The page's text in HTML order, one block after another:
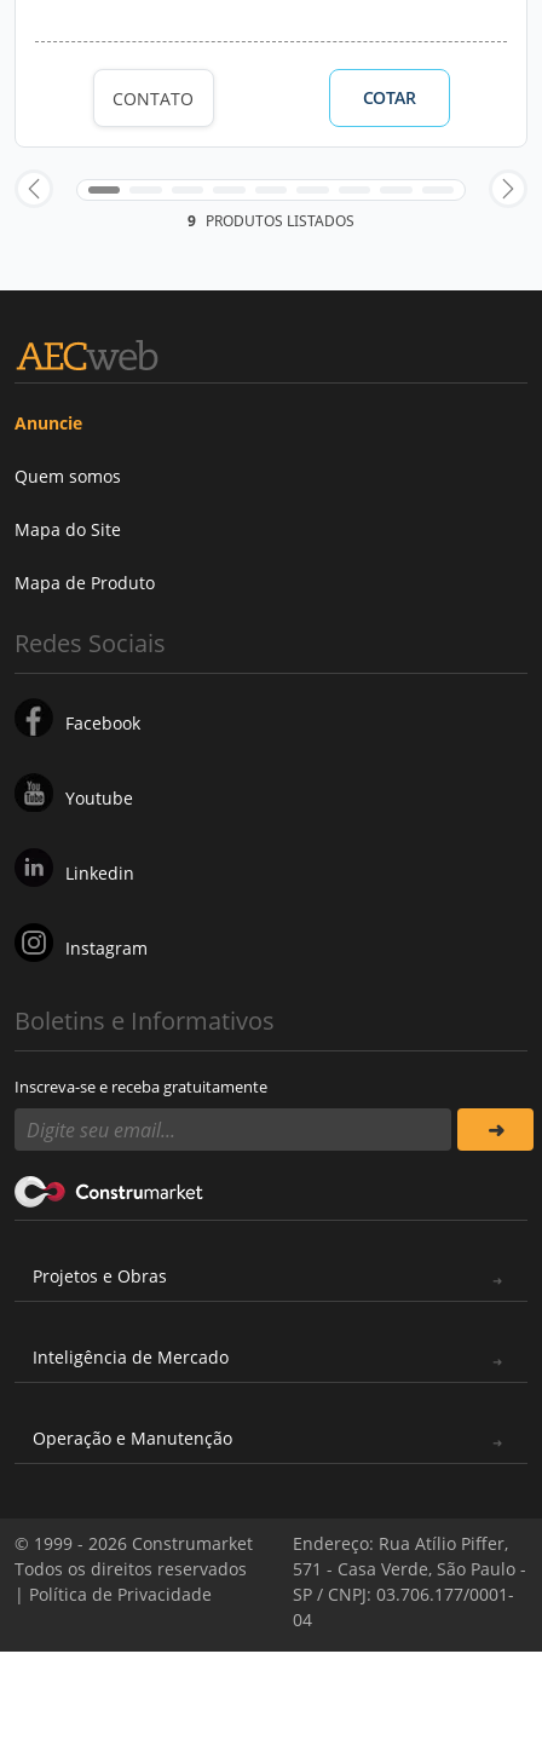
CONTATO COTAR
9 PRODUTOS LISTADOS
Anuncie
Quem somos
Mapa do Site
Mapa de Produto
Redes Sociais
Facebook
Youtube
Linkedin
Instagram
Boletins e Informativos
Inscreva-se e receba gratuitamente
Projetos e Obras
Inteligência de Mercado
Operação e Manutenção
© 1999 - 2026 Construmarket
Todos os direitos reservados
| Política de Privacidade
Endereço: Rua Atílio Piffer,
571 - Casa Verde, São Paulo -
SP / CNPJ: 03.706.177/0001-
04